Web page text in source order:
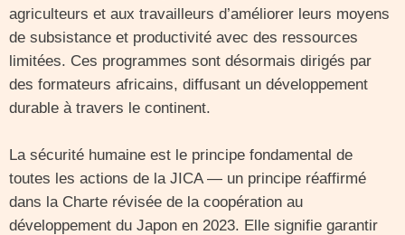
agriculteurs et aux travailleurs d’améliorer leurs moyens
de subsistance et productivité avec des ressources
limitées. Ces programmes sont désormais dirigés par
des formateurs africains, diffusant un développement
durable à travers le continent.
La sécurité humaine est le principe fondamental de
toutes les actions de la JICA — un principe réaffirmé
dans la Charte révisée de la coopération au
développement du Japon en 2023. Elle signifie garantir